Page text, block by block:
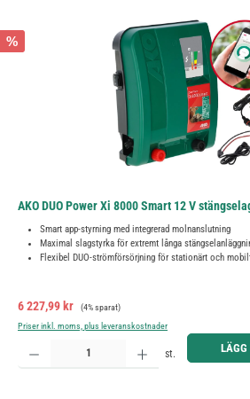
%
AKO DUO Power Xi 8000 Smart 12 V
Smart app-styrning med integrerad molnanslutning
Maximal slagstyrka för extremt långa
Flexibel DUO-strömförsörjning för stationärt och
Försäljningspris:
6 227,99 kr Ordinarie pris:
(4% sparat)
Priser inkl. moms, plus leveranskostnader
Produktkvantitet: Ange önskat belopp eller använd
st.